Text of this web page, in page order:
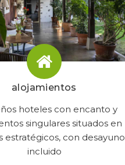
alojamientos
hoteles con encanto y
singulares situados en
estratégicos, con desayuno
incluido